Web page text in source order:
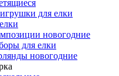
для елки
новогодние
для елки
новогодние